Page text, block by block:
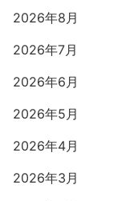
2026年8月
2026年7月
2026年6月
2026年5月
2026年4月
2026年3月